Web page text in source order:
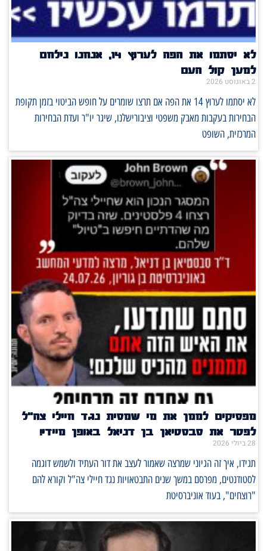
לא יסתמו את הפה לערוץ 14, אנחנו נילחם
למען קול העם
2 באוגוסט 2026
לא יסתמו לערוץ 14 את הפה אם תרצו שומרים על חופש הביטוי בזמן תקופת
הבחירות בעקבות מאבק משפטי וציבורישלנו, שיגר יו"ר ועדת הבחירות
המרכזית, השופט
מפסיקים לממן את מי שמסית נגד חיילי צה"ל
לפטר את סבסטיאן בן דניאל באופן מיידי!
28 ביולי 2026
תגידו, איך זה הגיוני שמרצה שאמור לעצב את דור העתיד ולשמש דוגמה
לסטודנטים, מפרסם במשך שנים התבטאויות נגד חיילי צה"ל וקורא להם
"רוצחים", בעוד אוניברסיטת